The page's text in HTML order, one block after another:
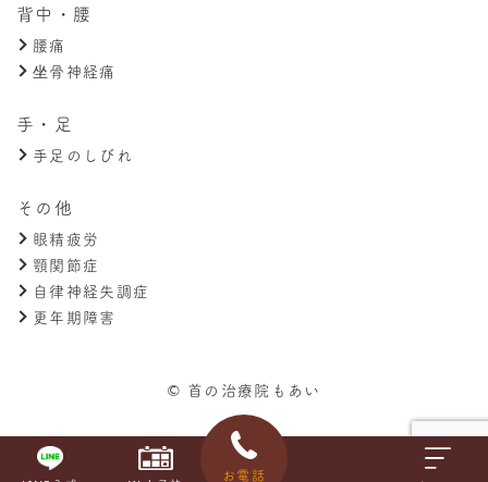
お電話
背中・腰
腰痛
坐骨神経痛
手・足
手足のしびれ
その他
眼精疲労
顎関節症
自律神経失調症
更年期障害
© 首の治療院もあい